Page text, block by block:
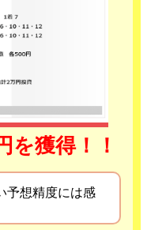
を獲得！！
予想精度には感